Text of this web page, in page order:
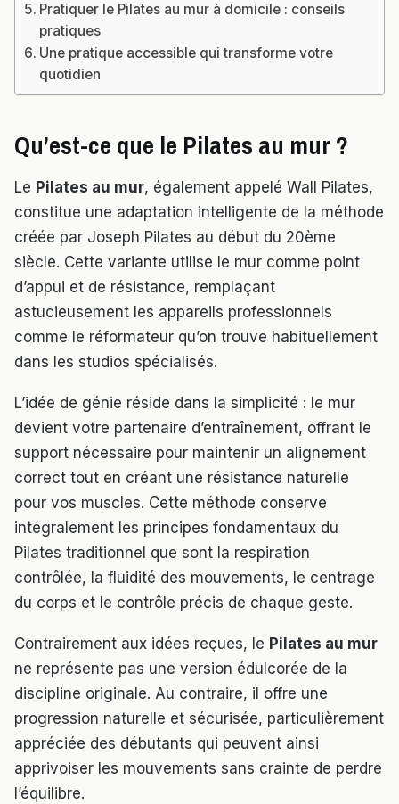
Pratiquer le Pilates au mur à domicile : conseils
pratiques
Une pratique accessible qui transforme votre
quotidien
Qu’est-ce que le Pilates au mur ?
Le Pilates au mur, également appelé Wall Pilates,
constitue une adaptation intelligente de la méthode
créée par Joseph Pilates au début du 20ème
siècle. Cette variante utilise le mur comme point
d’appui et de résistance, remplaçant
astucieusement les appareils professionnels
comme le réformateur qu’on trouve habituellement
dans les studios spécialisés.
L’idée de génie réside dans la simplicité : le mur
devient votre partenaire d’entraînement, offrant le
support nécessaire pour maintenir un alignement
correct tout en créant une résistance naturelle
pour vos muscles. Cette méthode conserve
intégralement les principes fondamentaux du
Pilates traditionnel que sont la respiration
contrôlée, la fluidité des mouvements, le centrage
du corps et le contrôle précis de chaque geste.
Contrairement aux idées reçues, le Pilates au mur
ne représente pas une version édulcorée de la
discipline originale. Au contraire, il offre une
progression naturelle et sécurisée, particulièrement
appréciée des débutants qui peuvent ainsi
apprivoiser les mouvements sans crainte de perdre
l’équilibre.